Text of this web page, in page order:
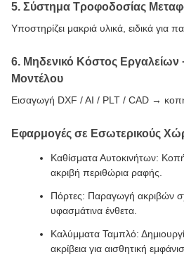
5. Σύστημα Τροφοδοσίας
Υποστηρίζει μακριά υλικά, ειδικά για
6. Μηδενικό Κόστος
Μοντέλου
Εισαγωγή DXF / AI / PLT / CAD → κοπή
Εφαρμογές σε Εσωτερικούς
Καθίσματα Αυτοκινήτων:
ακριβή περιθώρια ραφής.
Πόρτες: Παραγωγή ακριβών
υφασμάτινα ένθετα.
Καλύμματα Ταμπλό:
ακρίβεια για αισθητική